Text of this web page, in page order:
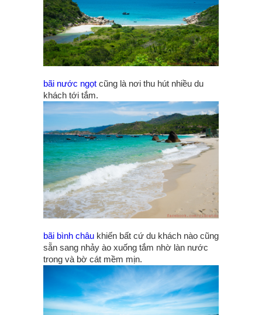
bãi nước ngọt cũng là nơi thu hút nhiều du
khách tới tắm.
bãi bình châu khiến bất cứ du khách nào cũng
sẵn sang nhảy ào xuống tắm nhờ làn nước
trong và bờ cát mềm mịn.